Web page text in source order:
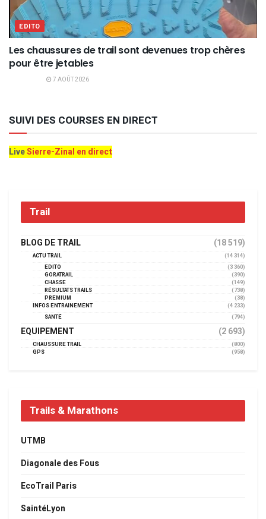
EDITO
Les chaussures de trail sont devenues trop chères
pour être jetables
7 AOÛT 2026
SUIVI DES COURSES EN DIRECT
LiveSierre-Zinal en direct
Trail
BLOG DE TRAIL (18 519)
ACTU TRAIL
(14 314)
EDITO
(3 360)
GORATRAIL
(390)
CHASSE
(149)
RÉSULTATS TRAILS
(738)
PREMIUM
(38)
INFOS ENTRAINEMENT
(4 233)
SANTÉ
(794)
EQUIPEMENT (2 693)
CHAUSSURE TRAIL
(800)
GPS
(958)
Trails & Marathons
UTMB
Diagonale des Fous
EcoTrail Paris
SaintéLyon